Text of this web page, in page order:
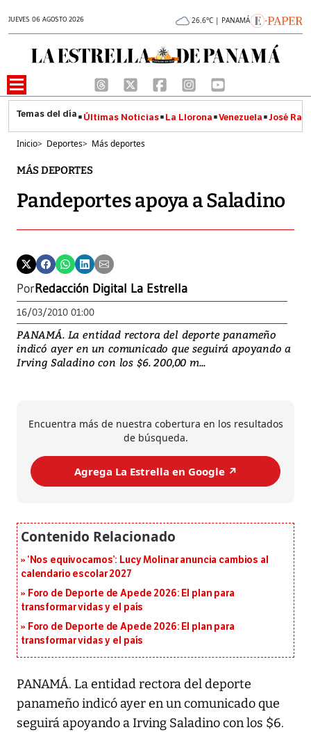
JUEVES 06 AGOSTO 2026 26.6°C | PANAMÁ
Últimas Noticias La Llorona Venezuela José
Inicio> Deportes> Más deportes
MÁS DEPORTES
Pandeportes apoya a Saladino
PorRedacción Digital La Estrella
16/03/2010 01:00
PANAMÁ. La entidad rectora del deporte panameño
indicó ayer en un comunicado que seguirá apoyando a
Irving Saladino con los $6. 200,00 m...
Encuentra más de nuestra cobertura en los resultados
de búsqueda.
Agrega La Estrella en Google ↗️
‘Nos equivocamos’: Lucy Molinar anuncia cambios al
calendario escolar 2027
Foro de Deporte de Apede 2026: El plan para
transformar vidas y el país
Foro de Deporte de Apede 2026: El plan para
transformar vidas y el país
PANAMÁ. La entidad rectora del deporte
panameño indicó ayer en un comunicado que
seguirá apoyando a Irving Saladino con los $6.